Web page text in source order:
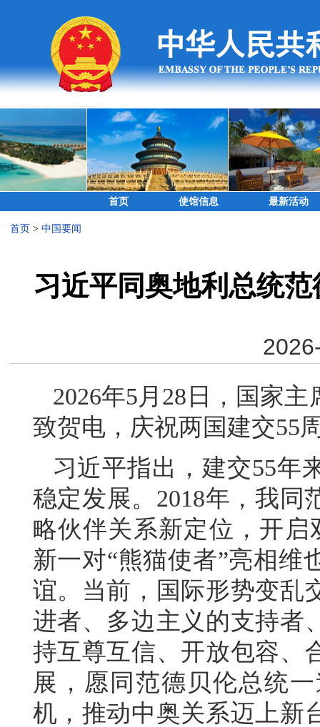
首页 使馆信息 最新活动
首页 > 中国要闻
习近平同奥地利总统
2026年5月28日，国家
致贺电，庆祝两国建交55
习近平指出，建交55年
稳定发展。2018年，我同
略伙伴关系新定位，开
新一对“熊猫使者”亮相维
谊。当前，国际形势变乱
进者、多边主义的支持者
持互尊互信、开放包容、
展，愿同范德贝伦总统
机，推动中奥关系迈上新